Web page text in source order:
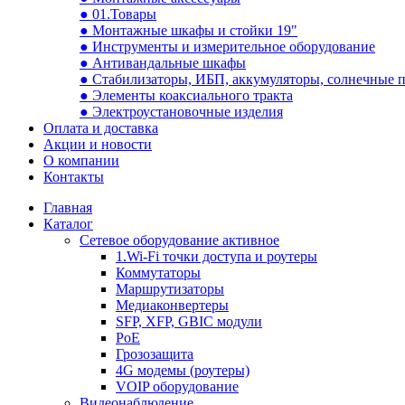
● 01.Товары
● Монтажные шкафы и стойки 19"
● Инструменты и измерительное оборудование
● Антивандальные шкафы
● Стабилизаторы, ИБП, аккумуляторы, солнечные
● Элементы коаксиального тракта
● Электроустановочные изделия
Оплата и доставка
Акции и новости
О компании
Контакты
Главная
Каталог
Сетевое оборудование активное
1.Wi-Fi точки доступа и роутеры
Коммутаторы
Маршрутизаторы
Медиаконвертеры
SFP, XFP, GBIC модули
PoE
Грозозащита
4G модемы (роутеры)
VOIP оборудование